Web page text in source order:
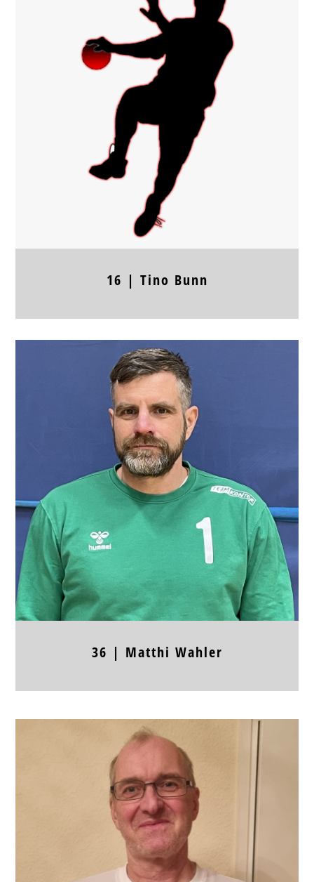
Position
TW
Jahrgang
Körpergröße
Frühere Stationen
16 | Tino Bunn
Position
TW
Jahrgang
Körpergröße
Frühere Stationen
36 | Matthi Wahler
Position
RA
Jahrgang
Körpergröße